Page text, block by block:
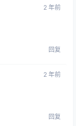
2 年前
回复
2 年前
回复